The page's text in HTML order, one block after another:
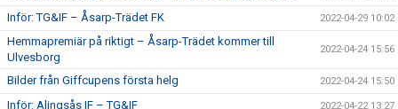
Inför: TG&IF – Åsarp-Trädet FK 2022-04-29 10:02
Hemmapremiär på riktigt – Åsarp-Trädet kommer till
Ulvesborg
2022-04-24 15:56
Bilder från Giffcupens första helg 2022-04-24 15:50
Inför: Alingsås IF – TG&IF 2022-04-22 13:27